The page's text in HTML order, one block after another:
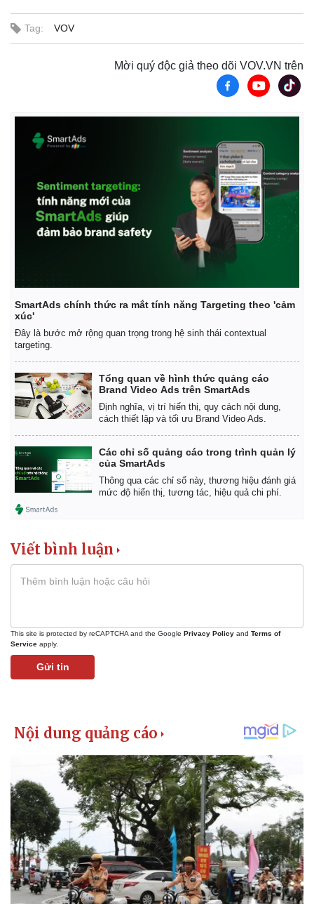
Khởi nghiệp
Tỷ giá
Tag: VOV
Mời quý độc giả theo dõi VOV.VN trên
SmartAds chính thức ra mắt tính năng Targeting theo 'cảm
xúc'
Đây là bước mở rộng quan trọng trong hệ sinh thái contextual
targeting.
Tổng quan về hình thức quảng cáo
Brand Video Ads trên SmartAds
Định nghĩa, vị trí hiển thị, quy cách nội dung,
cách thiết lập và tối ưu Brand Video Ads.
Các chỉ số quảng cáo trong trình quản lý
của SmartAds
Thông qua các chỉ số này, thương hiệu đánh giá
mức độ hiển thị, tương tác, hiệu quả chi phí.
Viết bình luận
This site is protected by reCAPTCHA and the Google Privacy Policy and Terms of
Service apply.
Gửi tin